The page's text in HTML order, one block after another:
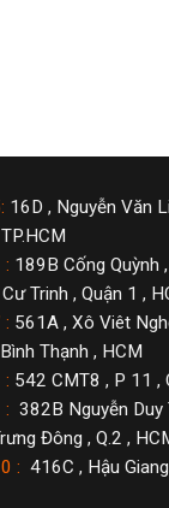
16D , Nguyễn Văn
: 189B Cống Quỳnh
Trinh , Quận 1 ,
: 561A , Xô Viêt
Thạnh , HCM
: 542 CMT8 , P 11 ,
: 382B Nguyễn Duy
Đông , Q.2 ,
: 416C , Hậu